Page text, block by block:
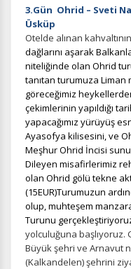
3.Gün Ohrid – Sveti
Üsküp
Otelde alınan
dağlarını aşarak
niteliğinde olan Ohrid
tanıtan turumuza Liman
göreceğimiz
çekimlerinin yapıldığı
yapacağımız yürüyüş
Ayasofya kilisesini, ve
Meşhur Ohrid İncisi
Dileyen misafirlerimiz
olan Ohrid gölü tekne
(15EUR)Turumuzun
olup, muhteşem
Turunu
yolculuğuna başlıyoruz.
Büyük şehri ve Arnavut
(Kalkandelen) şehrini